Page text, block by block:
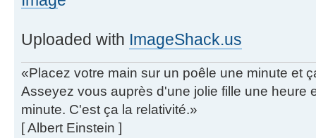
Uploaded with ImageShack.us
«Placez votre main sur un poêle une minute et
Asseyez vous auprès d'une jolie fille une heure
minute. C'est ça la relativité.»
[ Albert Einstein ]